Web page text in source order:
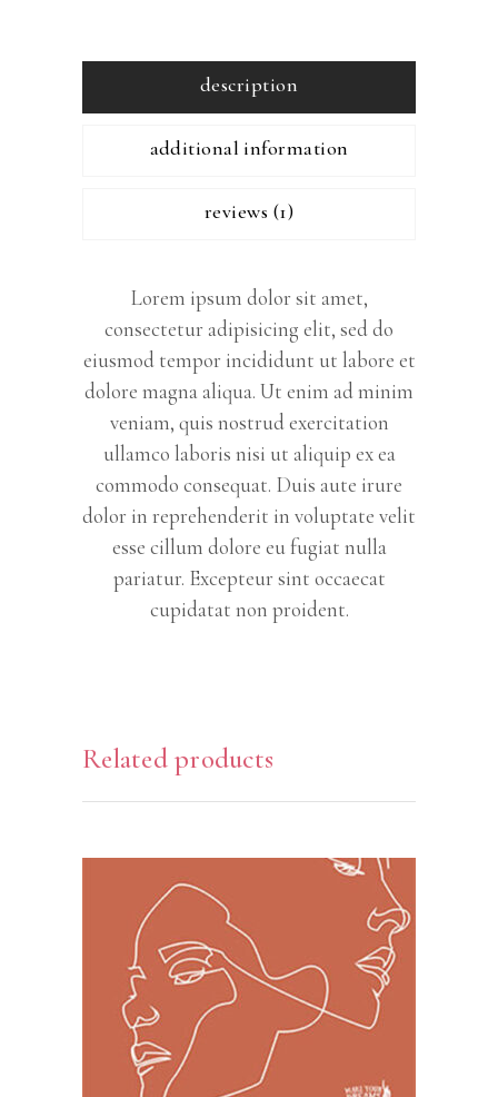
description
additional information
reviews (1)
Lorem ipsum dolor sit amet,
consectetur adipisicing elit, sed do
eiusmod tempor incididunt ut labore et
dolore magna aliqua. Ut enim ad minim
veniam, quis nostrud exercitation
ullamco laboris nisi ut aliquip ex ea
commodo consequat. Duis aute irure
dolor in reprehenderit in voluptate velit
esse cillum dolore eu fugiat nulla
pariatur. Excepteur sint occaecat
cupidatat non proident.
Related products
SELECT OPTIONS